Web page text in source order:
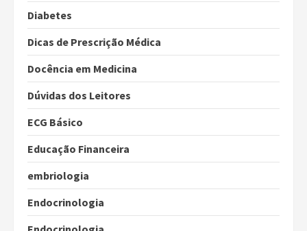
Diabetes
Dicas de Prescrição Médica
Docência em Medicina
Dúvidas dos Leitores
ECG Básico
Educação Financeira
embriologia
Endocrinologia